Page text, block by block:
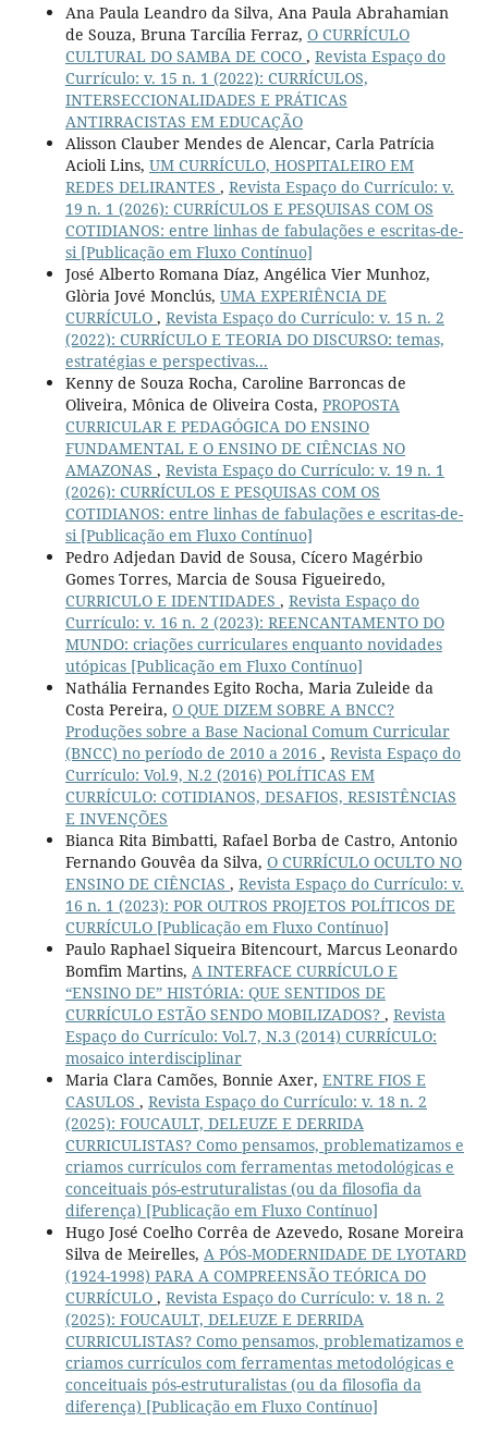
Ana Paula Leandro da Silva, Ana Paula Abrahamian
de Souza, Bruna Tarcília Ferraz, O CURRÍCULO
CULTURAL DO SAMBA DE COCO , Revista Espaço do
Currículo: v. 15 n. 1 (2022): CURRÍCULOS,
INTERSECCIONALIDADES E PRÁTICAS
ANTIRRACISTAS EM EDUCAÇÃO
Alisson Clauber Mendes de Alencar, Carla Patrícia
Acioli Lins, UM CURRÍCULO, HOSPITALEIRO EM
REDES DELIRANTES , Revista Espaço do Currículo: v.
19 n. 1 (2026): CURRÍCULOS E PESQUISAS COM OS
COTIDIANOS: entre linhas de fabulações e escritas-de-
si [Publicação em Fluxo Contínuo]
José Alberto Romana Díaz, Angélica Vier Munhoz,
Glòria Jové Monclús, UMA EXPERIÊNCIA DE
CURRÍCULO , Revista Espaço do Currículo: v. 15 n. 2
(2022): CURRÍCULO E TEORIA DO DISCURSO: temas,
estratégias e perspectivas...
Kenny de Souza Rocha, Caroline Barroncas de
Oliveira, Mônica de Oliveira Costa, PROPOSTA
CURRICULAR E PEDAGÓGICA DO ENSINO
FUNDAMENTAL E O ENSINO DE CIÊNCIAS NO
AMAZONAS , Revista Espaço do Currículo: v. 19 n. 1
(2026): CURRÍCULOS E PESQUISAS COM OS
COTIDIANOS: entre linhas de fabulações e escritas-de-
si [Publicação em Fluxo Contínuo]
Pedro Adjedan David de Sousa, Cícero Magérbio
Gomes Torres, Marcia de Sousa Figueiredo,
CURRICULO E IDENTIDADES , Revista Espaço do
Currículo: v. 16 n. 2 (2023): REENCANTAMENTO DO
MUNDO: criações curriculares enquanto novidades
utópicas [Publicação em Fluxo Contínuo]
Nathália Fernandes Egito Rocha, Maria Zuleide da
Costa Pereira, O QUE DIZEM SOBRE A BNCC?
Produções sobre a Base Nacional Comum Curricular
(BNCC) no período de 2010 a 2016 , Revista Espaço do
Currículo: Vol.9, N.2 (2016) POLÍTICAS EM
CURRÍCULO: COTIDIANOS, DESAFIOS, RESISTÊNCIAS
E INVENÇÕES
Bianca Rita Bimbatti, Rafael Borba de Castro, Antonio
Fernando Gouvêa da Silva, O CURRÍCULO OCULTO NO
ENSINO DE CIÊNCIAS , Revista Espaço do Currículo: v.
16 n. 1 (2023): POR OUTROS PROJETOS POLÍTICOS DE
CURRÍCULO [Publicação em Fluxo Contínuo]
Paulo Raphael Siqueira Bitencourt, Marcus Leonardo
Bomfim Martins, A INTERFACE CURRÍCULO E
“ENSINO DE” HISTÓRIA: QUE SENTIDOS DE
CURRÍCULO ESTÃO SENDO MOBILIZADOS? , Revista
Espaço do Currículo: Vol.7, N.3 (2014) CURRÍCULO:
mosaico interdisciplinar
Maria Clara Camões, Bonnie Axer, ENTRE FIOS E
CASULOS , Revista Espaço do Currículo: v. 18 n. 2
(2025): FOUCAULT, DELEUZE E DERRIDA
CURRICULISTAS? Como pensamos, problematizamos e
criamos currículos com ferramentas metodológicas e
conceituais pós-estruturalistas (ou da filosofia da
diferença) [Publicação em Fluxo Contínuo]
Hugo José Coelho Corrêa de Azevedo, Rosane Moreira
Silva de Meirelles, A PÓS-MODERNIDADE DE LYOTARD
(1924-1998) PARA A COMPREENSÃO TEÓRICA DO
CURRÍCULO , Revista Espaço do Currículo: v. 18 n. 2
(2025): FOUCAULT, DELEUZE E DERRIDA
CURRICULISTAS? Como pensamos, problematizamos e
criamos currículos com ferramentas metodológicas e
conceituais pós-estruturalistas (ou da filosofia da
diferença) [Publicação em Fluxo Contínuo]